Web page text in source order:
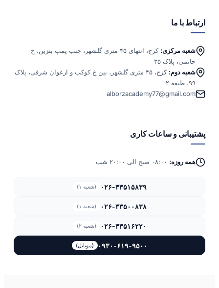
با ما
مرکزی:
کرج، انتهای ۴۵ متری گلشهر، جنب پمپ بنزین، خ
پلاک ۳۵
دوم:
کرج، ۴۵ متری گلشهر، بین خ کوکب و ارغوان شرقی، پلاک
و ساعات کاری
روزه:۰۸:۰۰ صبح الی ۲۰:۰۰ شب
۰۲۶-۳۳۵۱۵۸۳۹ (شعبه ۱)
۰۲۶-۳۳۵۰۰۸۳۸ (شعبه ۱)
۰۲۶-۳۳۵۱۶۲۲۰ (شعبه ۲)
۰۹۳۰-۶۱۹-۹۵۰۰ (موبایل)